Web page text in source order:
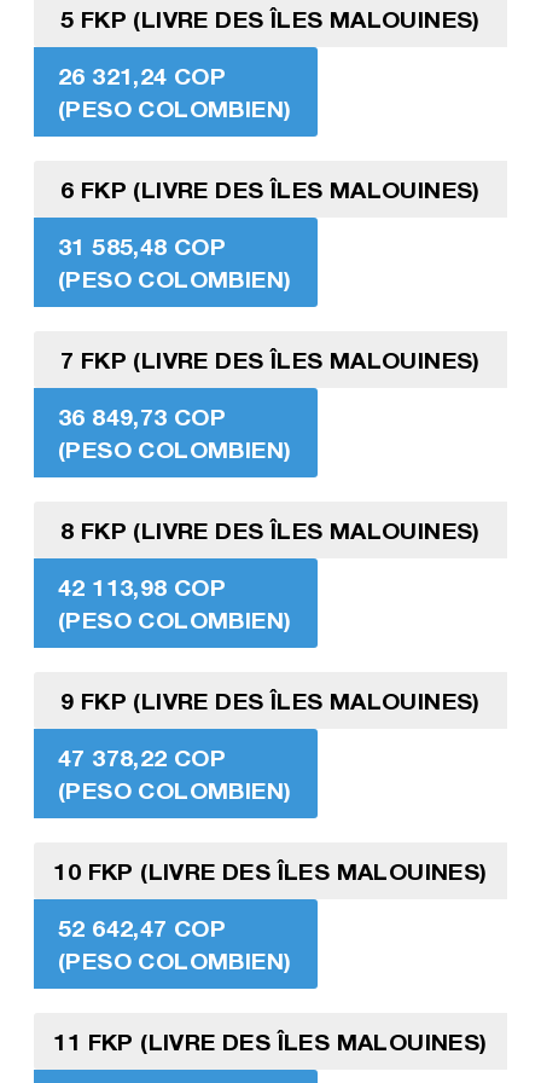
5 FKP (LIVRE DES ÎLES MALOUINES)
26 321,24 COP
(PESO COLOMBIEN)
6 FKP (LIVRE DES ÎLES MALOUINES)
31 585,48 COP
(PESO COLOMBIEN)
7 FKP (LIVRE DES ÎLES MALOUINES)
36 849,73 COP
(PESO COLOMBIEN)
8 FKP (LIVRE DES ÎLES MALOUINES)
42 113,98 COP
(PESO COLOMBIEN)
9 FKP (LIVRE DES ÎLES MALOUINES)
47 378,22 COP
(PESO COLOMBIEN)
10 FKP (LIVRE DES ÎLES MALOUINES)
52 642,47 COP
(PESO COLOMBIEN)
11 FKP (LIVRE DES ÎLES MALOUINES)